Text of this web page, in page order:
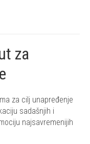
za
za cilj unapređenje
sadašnjih i
najsavremenijih